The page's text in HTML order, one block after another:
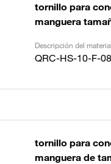
tornillo para
manguera
Descripción del
QRC-HS-10-F-
tornillo para
manguera de